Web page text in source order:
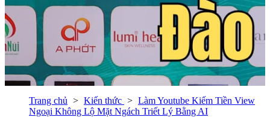
Trang chủ Kiến thức
Làm Youtube Kiếm Tiền View
Ngoại Không Lộ Mặt Ngách Triết Lý Bằng AI